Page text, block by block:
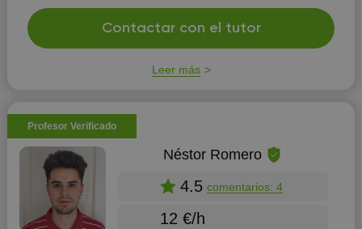
Contactar con el tutor
Leer más
Profesor Verificado
Néstor Romero
4.5 comentarios: 4
12 €/h